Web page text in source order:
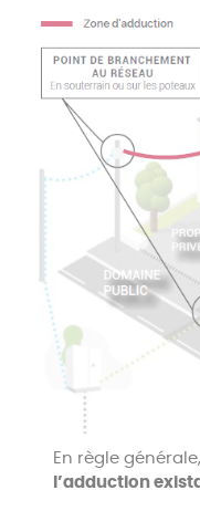
En règle générale,
l’adduction